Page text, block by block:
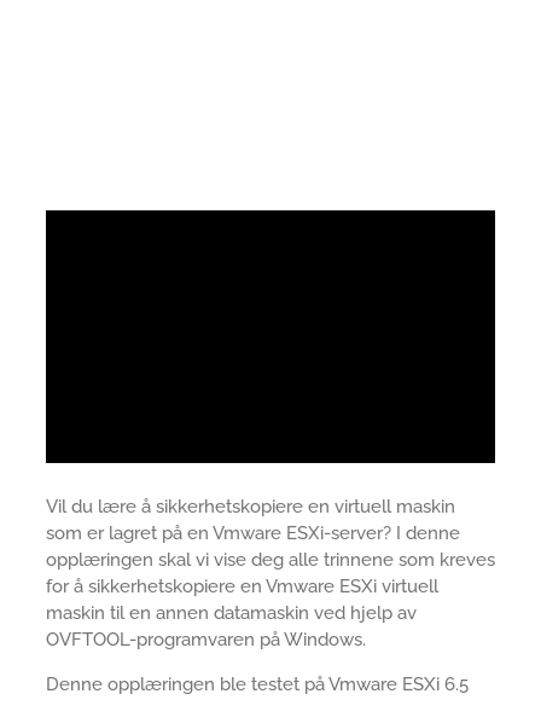
Vil du lære å sikkerhetskopiere en virtuell maskin
som er lagret på en Vmware ESXi-server? I denne
opplæringen skal vi vise deg alle trinnene som kreves
for å sikkerhetskopiere en Vmware ESXi virtuell
maskin til en annen datamaskin ved hjelp av
OVFTOOL-programvaren på Windows.
Denne opplæringen ble testet på Vmware ESXi 6.5